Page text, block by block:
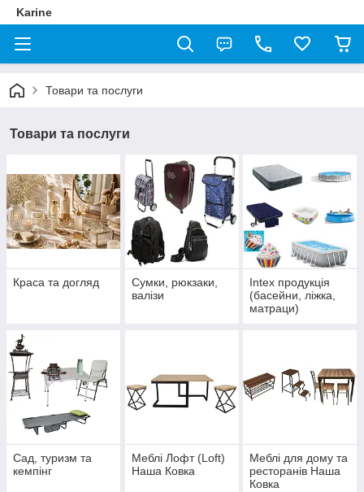
Karine
Товари та послуги
Товари та послуги
Краса та догляд
Сумки, рюкзаки,
валізи
Intex продукція
(басейни, ліжка,
матраци)
Сад, туризм та
кемпінг
Меблі Лофт (Loft)
Наша Ковка
Меблі для дому та
ресторанів Наша
Ковка